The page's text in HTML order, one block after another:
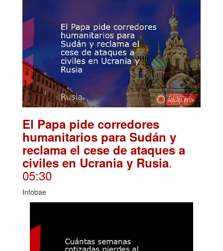
El Papa pide corredores
humanitarios para Sudán y
reclama el cese de ataques a
civiles en Ucrania y Rusia.
05:30
Infobae